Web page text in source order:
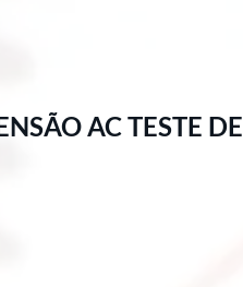
AC TESTE DE